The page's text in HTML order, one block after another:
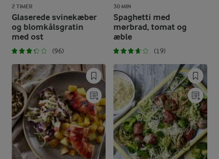
2 TIMER
Glaserede svinekæber
og blomkålsgratin
med ost
(96)
30 MIN
Spaghetti med
mørbrad, tomat og
æble
(19)